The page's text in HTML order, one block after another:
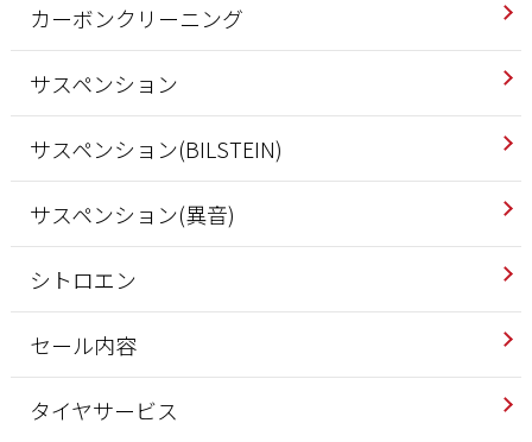
カーボンクリーニング
サスペンション
サスペンション(BILSTEIN)
サスペンション(異音)
シトロエン
セール内容
タイヤサービス